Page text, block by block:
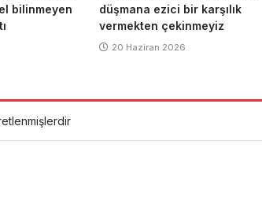
bilinmeyen
düşmana ezici bir karşılık
vermekten çekinmeyiz
20 Haziran 2026